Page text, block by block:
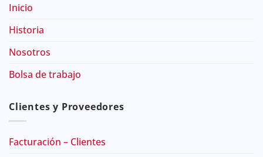
Inicio
Historia
Nosotros
Bolsa de trabajo
Clientes y Proveedores
Facturación – Clientes